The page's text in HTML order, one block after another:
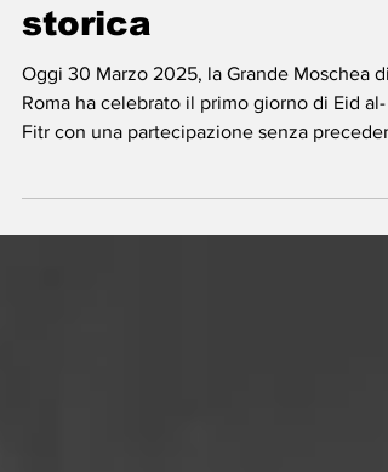
con un'affluenza
storica
Oggi 30 Marzo 2025, la Grande Moschea di
Roma ha celebrato il primo giorno di Eid al-